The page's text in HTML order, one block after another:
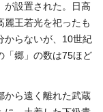
が設置された。日高
麗王若光を祀ったも
からないが、10世紀
「郷」の数は75ほど
から遠く離れた武蔵